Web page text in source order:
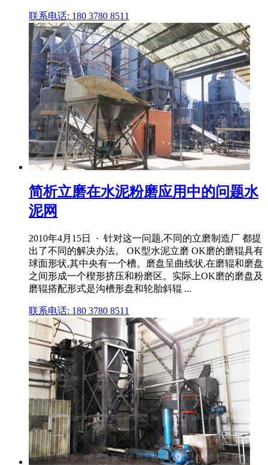
联系电话: 180 3780 8511
简析立磨在水泥粉磨应用中的问题水
泥网
2010年4月15日 · 针对这一问题,不同的立磨制造厂 都提
出了不同的解决办法。 OK型水泥立磨 OK磨的磨辊具有
球面形状,其中央有一个槽。磨盘呈曲线状,在磨辊和磨盘
之间形成一个楔形挤压和粉磨区。实际上OK磨的磨盘及
磨辊搭配形式是沟槽形盘和轮胎斜辊 ...
联系电话: 180 3780 8511